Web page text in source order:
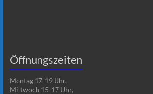
Öffnungszeiten
Montag 17-19 Uhr,
Mittwoch 15-17 Uhr,